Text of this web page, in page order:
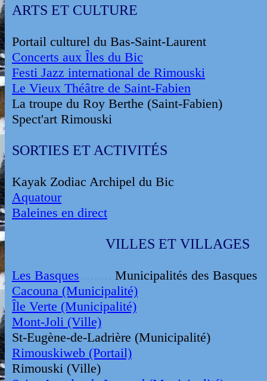
ARTS ET CULTURE
Portail culturel du Bas-Saint-Laurent
Concerts aux Îles du Bic
Festi Jazz international de Rimouski
Le Vieux Théâtre de Saint-Fabien
La troupe du Roy Berthe (Saint-Fabien)
Spect'art Rimouski
SORTIES ET ACTIVITÉS
Kayak Zodiac Archipel du Bic
Aquatour
Baleines en direct
VILLES ET VILLAGES
Les Basques
Municipalités des Basques
Cacouna (Municipalité)
Île Verte (Municipalité)
Mont-Joli (Ville)
St-Eugène-de-Ladrière (Municipalité)
Rimouskiweb (Portail)
Rimouski (Ville)